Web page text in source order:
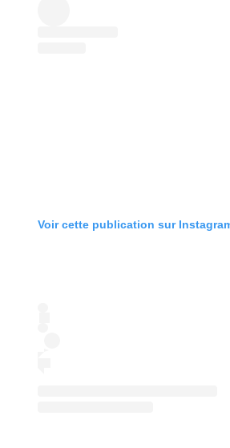
Voir cette publication sur